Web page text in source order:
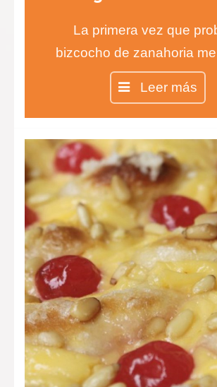
La primera vez que
bizcocho de zanahoria
difícil de creer, ¿un
Pues sí, así es, y
verdaderamente delicioso.
que vuestros invitados
componente
sorprenderán…
Leer más